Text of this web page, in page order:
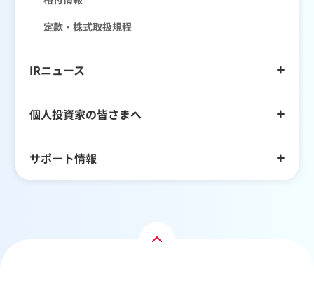
定款・株式取扱規程
IRニュース
個人投資家の皆さまへ
サポート情報